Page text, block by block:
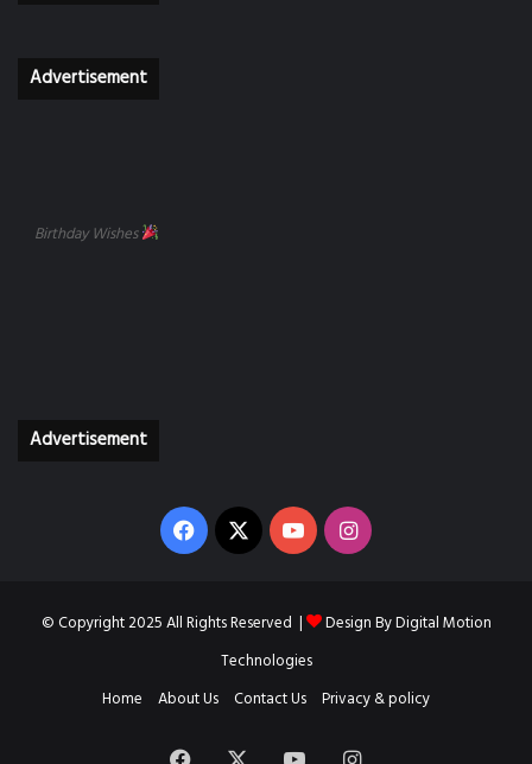
Advertisement
Birthday Wishes
Advertisement
Facebook
X YouTubeInstagram
© Copyright 2025 All Rights Reserved | Design ByDigital Motion
Technologies
Home
About Us Contact Us Privacy & policy
Facebook YouTubeInstagram